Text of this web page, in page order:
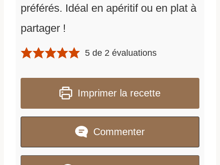
préférés. Idéal en apéritif ou en plat à
partager !
5 de 2 évaluations
Imprimer la recette
Commenter